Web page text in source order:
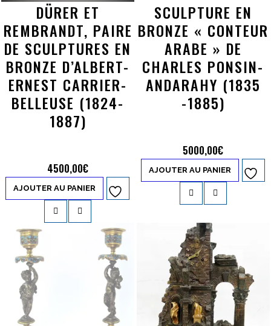
DÜRER ET
REMBRANDT, PAIRE
DE SCULPTURES EN
BRONZE D’ALBERT-
ERNEST CARRIER-
BELLEUSE (1824-
1887)
4500,00€
AJOUTER AU PANIER
SCULPTURE EN
BRONZE « CONTEUR
ARABE » DE
CHARLES PONSIN-
ANDARAHY (1835
-1885)
5000,00€
AJOUTER AU PANIER